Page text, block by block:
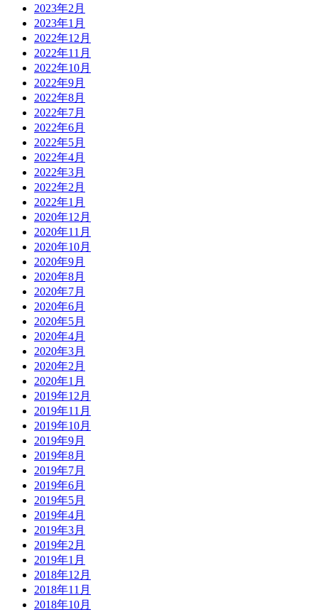
2023年2月
2023年1月
2022年12月
2022年11月
2022年10月
2022年9月
2022年8月
2022年7月
2022年6月
2022年5月
2022年4月
2022年3月
2022年2月
2022年1月
2020年12月
2020年11月
2020年10月
2020年9月
2020年8月
2020年7月
2020年6月
2020年5月
2020年4月
2020年3月
2020年2月
2020年1月
2019年12月
2019年11月
2019年10月
2019年9月
2019年8月
2019年7月
2019年6月
2019年5月
2019年4月
2019年3月
2019年2月
2019年1月
2018年12月
2018年11月
2018年10月